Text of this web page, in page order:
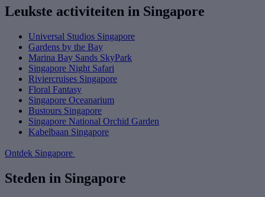
Leukste activiteiten in Singapore
Universal Studios Singapore
Gardens by the Bay
Marina Bay Sands SkyPark
Singapore Night Safari
Riviercruises Singapore
Floral Fantasy
Singapore Oceanarium
Bustours Singapore
Singapore National Orchid Garden
Kabelbaan Singapore
Ontdek Singapore
Steden in Singapore